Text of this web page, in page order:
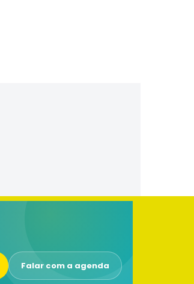
Falar com a agenda